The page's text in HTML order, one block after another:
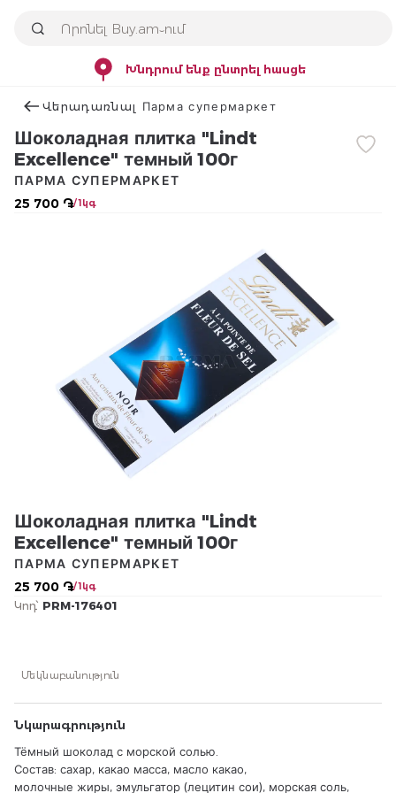
Խնդրում ենք ընտրել հասցե
Վերադառնալ Парма супермаркет
Шоколадная плитка "Lindt
Excellence" темный 100г
25 700 ֏/ 1կգ
ПАРМА СУПЕРМАРКЕТ
Шоколадная плитка "Lindt
Excellence" темный 100г
25 700 ֏/ 1կգ
ПАРМА СУПЕРМАРКЕТ
Կոդ՝ PRM-176401
Մեկնաբանություն
Նկարագրություն
Тёмный шоколад с морской солью.
Состав: сахар, какао масса, масло какао,
молочные жиры, эмульгатор (лецитин сои), морская соль,